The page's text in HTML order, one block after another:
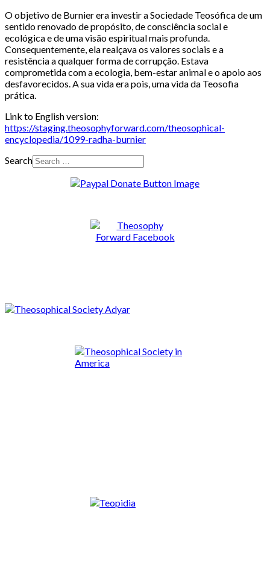
O objetivo de Burnier era investir a Sociedade Teosófica de um
sentido renovado de propósito, de consciência social e
ecológica e de uma visão espiritual mais profunda.
Consequentemente, ela realçava os valores sociais e a
resistência a qualquer forma de corrupção. Estava
comprometida com a ecologia, bem-estar animal e o apoio aos
desfavorecidos. A sua vida era pois, uma vida da Teosofia
prática.
Link to English version:
https://staging.theosophyforward.com/theosophical-
encyclopedia/1099-radha-burnier
Search